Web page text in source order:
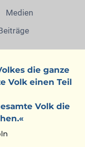
Medien
die ganze
Volk einen Teil
Volk die